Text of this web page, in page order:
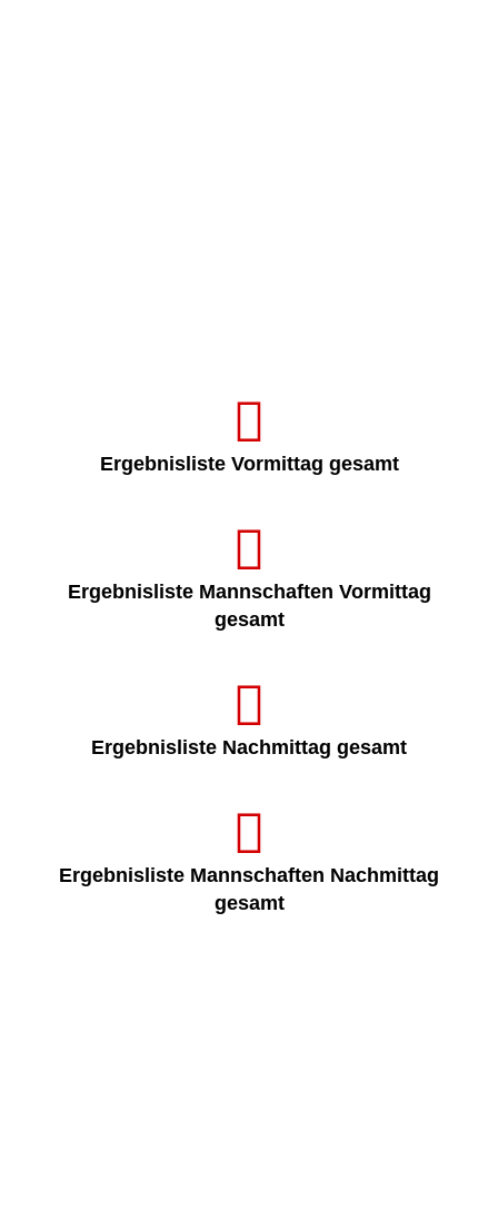
Ergebnisliste Vormittag gesamt
Ergebnisliste Mannschaften Vormittag
gesamt
Ergebnisliste Nachmittag gesamt
Ergebnisliste Mannschaften Nachmittag
gesamt